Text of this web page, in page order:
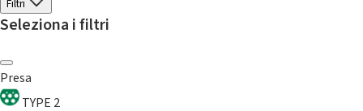
Filtri
Seleziona i filtri
Presa
TYPE 2